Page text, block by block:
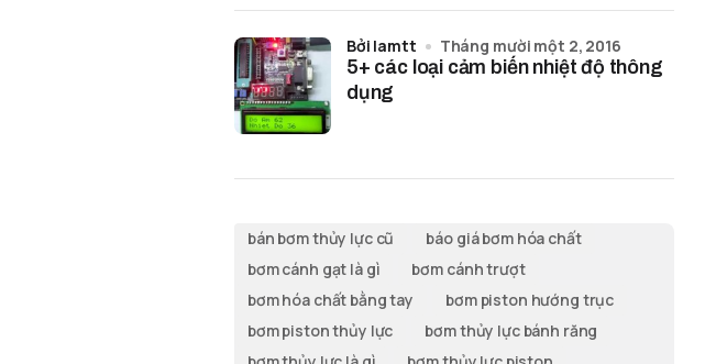
5+ các loại cảm biến nhiệt độ thông
dụng
bởi lamtt Tháng mười một 2, 2016
bán bơm thủy lực cũ
báo giá bơm hóa chất
bơm cánh gạt là gì
bơm cánh trượt
bơm hóa chất bằng tay
bơm piston hướng trục
bơm piston thủy lực
bơm thủy lực bánh răng